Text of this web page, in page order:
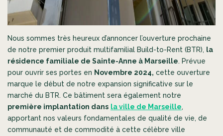
Nous sommes très heureux d’annoncer l’ouverture prochaine
de notre premier produit multifamilial Build-to-Rent (BTR), la
résidence familiale de Sainte-Anne à Marseille. Prévue
pour ouvrir ses portes en Novembre 2024, cette ouverture
marque le début de notre expansion significative sur le
marché du BTR. Ce bâtiment sera également notre
première implantation dans la ville de Marseille,
apportant nos valeurs fondamentales de qualité de vie, de
communauté et de commodité à cette célèbre ville